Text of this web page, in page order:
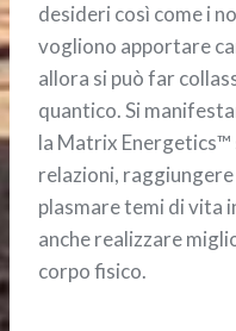
desideri così come i
vogliono apportare
allora si può far
quantico. Si
la Matrix
relazioni,
plasmare temi di vita
anche realizzare
corpo fisico.